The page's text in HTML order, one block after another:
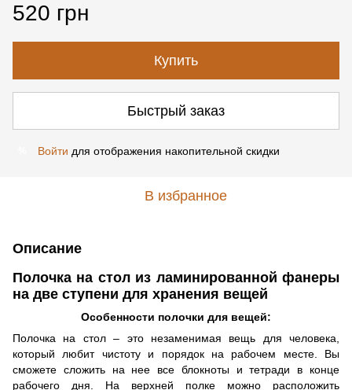
520 грн
Купить
Быстрый заказ
Войти для отображения накопительной скидки
В избранное
Описание
Полочка на стол из ламинированной фанеры
на две ступени для хранения вещей
Особенности полочки для вещей:
Полочка на стол – это незаменимая вещь для человека,
который любит чистоту и порядок на рабочем месте. Вы
сможете сложить на нее все блокноты и тетради в конце
рабочего дня. На верхней полке можно расположить